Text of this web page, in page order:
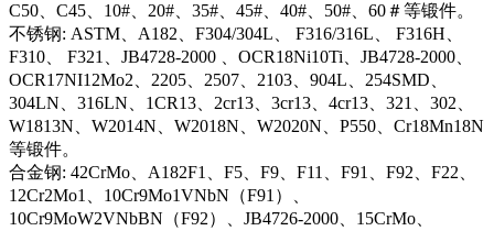
C50、C45、10#、20#、35#、45#、40#、50#、60＃等锻件。
不锈钢: ASTM、A182、F304/304L、 F316/316L、 F316H、
F310、 F321、JB4728-2000 、OCR18Ni10Ti、JB4728-2000、
OCR17NI12Mo2、2205、2507、2103、904L、254SMD、
304LN、316LN、1CR13、2cr13、3cr13、4cr13、321、302、
W1813N、W2014N、W2018N、W2020N、P550、Cr18Mn18N
等锻件。
合金钢: 42CrMo、A182F1、F5、F9、F11、F91、F92、F22、
12Cr2Mo1、10Cr9Mo1VNbN（F91）、
10Cr9MoW2VNbBN（F92）、JB4726-2000、15CrMo、